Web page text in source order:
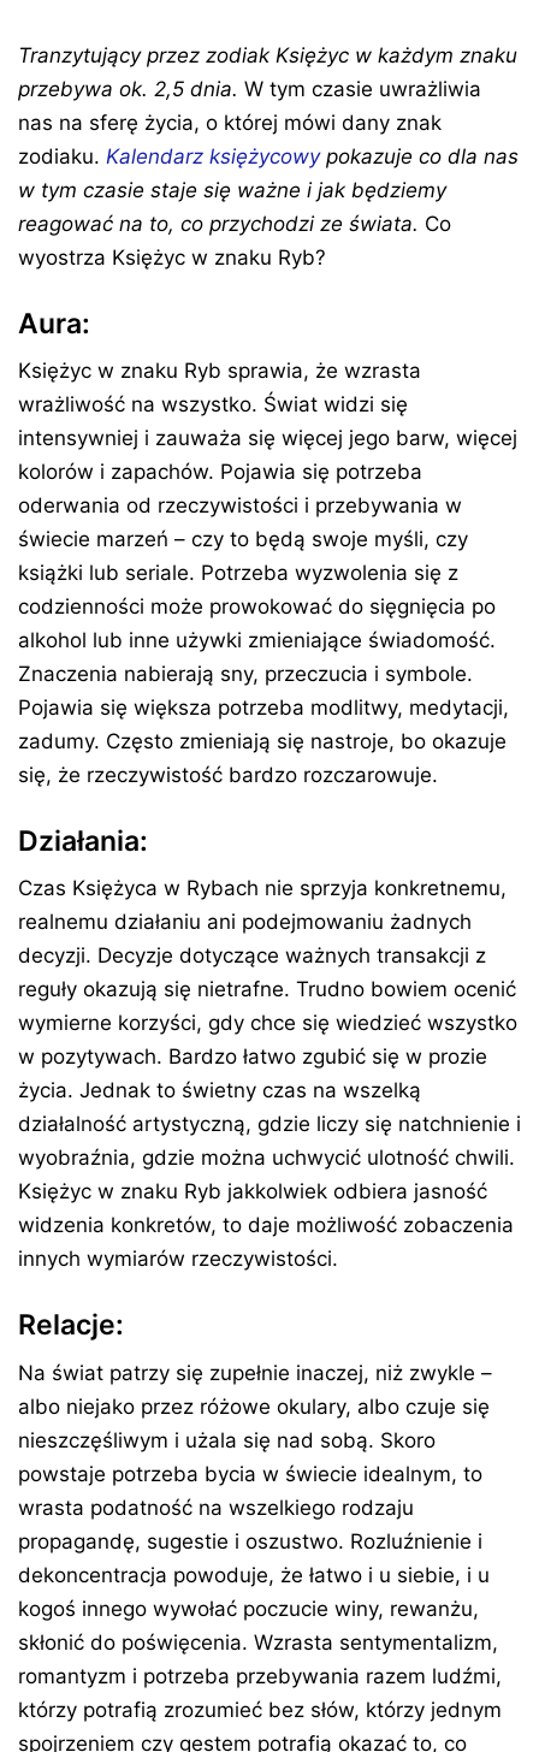
Tranzytujący przez zodiak Księżyc w każdym znaku
przebywa ok. 2,5 dnia. W tym czasie uwrażliwia
nas na sferę życia, o której mówi dany znak
zodiaku. Kalendarz księżycowypokazuje co dla nas
w tym czasie staje się ważne i jak będziemy
reagować na to, co przychodzi ze świata. Co
wyostrza Księżyc w znaku Ryb?
Aura:
Księżyc w znaku Ryb sprawia, że wzrasta
wrażliwość na wszystko. Świat widzi się
intensywniej i zauważa się więcej jego barw, więcej
kolorów i zapachów. Pojawia się potrzeba
oderwania od rzeczywistości i przebywania w
świecie marzeń – czy to będą swoje myśli, czy
książki lub seriale. Potrzeba wyzwolenia się z
codzienności może prowokować do sięgnięcia po
alkohol lub inne używki zmieniające świadomość.
Znaczenia nabierają sny, przeczucia i symbole.
Pojawia się większa potrzeba modlitwy, medytacji,
zadumy. Często zmieniają się nastroje, bo okazuje
się, że rzeczywistość bardzo rozczarowuje.
Działania:
Czas Księżyca w Rybach nie sprzyja konkretnemu,
realnemu działaniu ani podejmowaniu żadnych
decyzji. Decyzje dotyczące ważnych transakcji z
reguły okazują się nietrafne. Trudno bowiem ocenić
wymierne korzyści, gdy chce się wiedzieć wszystko
w pozytywach. Bardzo łatwo zgubić się w prozie
życia. Jednak to świetny czas na wszelką
działalność artystyczną, gdzie liczy się natchnienie i
wyobraźnia, gdzie można uchwycić ulotność chwili.
Księżyc w znaku Ryb jakkolwiek odbiera jasność
widzenia konkretów, to daje możliwość zobaczenia
innych wymiarów rzeczywistości.
Relacje:
Na świat patrzy się zupełnie inaczej, niż zwykle –
albo niejako przez różowe okulary, albo czuje się
nieszczęśliwym i użala się nad sobą. Skoro
powstaje potrzeba bycia w świecie idealnym, to
wrasta podatność na wszelkiego rodzaju
propagandę, sugestie i oszustwo. Rozluźnienie i
dekoncentracja powoduje, że łatwo i u siebie, i u
kogoś innego wywołać poczucie winy, rewanżu,
skłonić do poświęcenia. Wzrasta sentymentalizm,
romantyzm i potrzeba przebywania razem ludźmi,
którzy potrafią zrozumieć bez słów, którzy jednym
spojrzeniem czy gestem potrafią okazać to, co